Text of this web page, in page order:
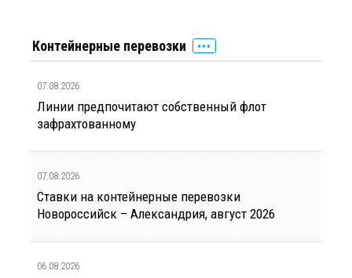
Контейнерные перевозки
07.08.2026
Линии предпочитают собственный флот
зафрахтованному
07.08.2026
Ставки на контейнерные перевозки
Новороссийск – Александрия, август 2026
06.08.2026